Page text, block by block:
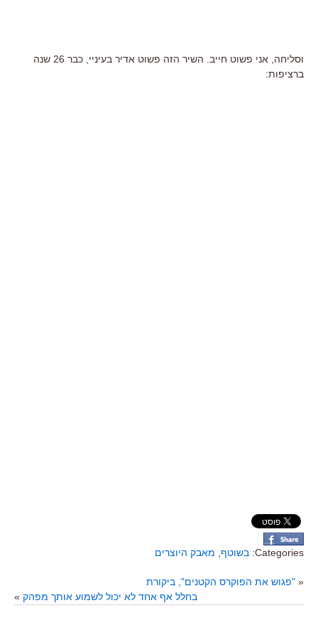
וסליחה, אני פשוט חייב. השיר הזה פשוט אדיר בעיניי, כבר 26 שנה
ברציפות:
Categories: בשוטף מאבק היוצרים
« "פגוש את הפוקרס הקטנים", ביקורת
בחלל אף אחד לא יכול לשמוע אותך מפהק »